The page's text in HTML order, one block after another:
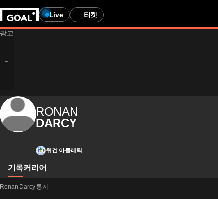
Live 티켓
RONAN
DARCY
위건 아틀레틱
기록커리어
Ronan Darcy 통계